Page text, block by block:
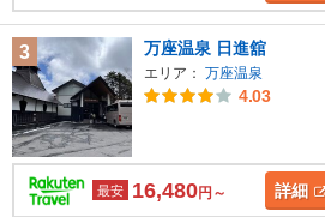
3 万座温泉 日進舘
エリア： 万座温泉
4.03
最安 16,480円～ 詳細